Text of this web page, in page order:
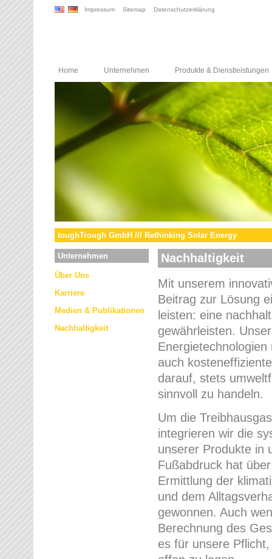
Impressum Sitemap Datenschutzerklärung
Home Unternehmen Produkte & Dienstleistungen
toughTrough GmbH /// Rethinking Solar Energy
Unternehmen
Über Uns
Karriere
Medien & Publikationen
Nachhaltigkeit
Nachhaltigkeit
Mit unserem
Beitrag zur Lösung
leisten: eine
gewährleisten.
auch
darauf, stets
sinnvoll zu handeln.
Um die
integrieren wir die
unserer Produkte in
Fußabdruck hat
Ermittlung der
und dem
gewonnen. Auch
Berechnung des
es für unsere